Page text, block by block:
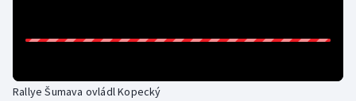
Jezdectví
Rallye Šumava ovládl Kopecký